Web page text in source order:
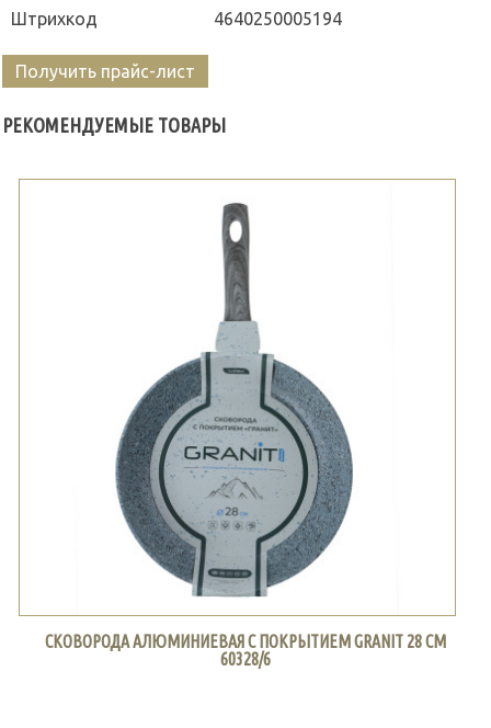
Штрихкод
4640250005194
Получить прайс-лист
РЕКОМЕНДУЕМЫЕ ТОВАРЫ
СКОВОРОДА АЛЮМИНИЕВАЯ С ПОКРЫТИЕМ GRANIT 28 СМ
60328/6